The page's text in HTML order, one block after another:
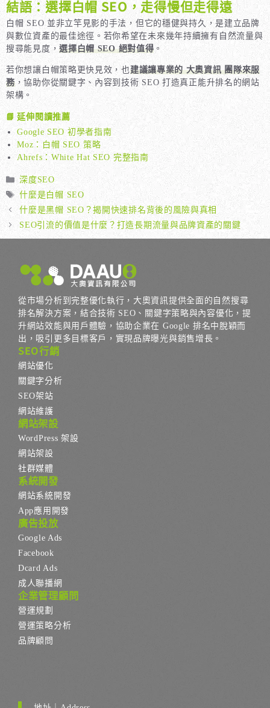
結語：選擇白帽 SEO，走得慢但走得遠
白帽 SEO 並非立竿見影的手法，但它的穩健與持久，是建立品牌
與數位資產的最佳途徑。若你希望在未來幾年持續擁有自然流量與
搜尋能見度，選擇白帽 SEO 絕對值得 。
若你想讓白帽策略更快見效，也建議讓專業的 大奧資訊 團隊來服
務，協助你從關鍵字、內容到技術 SEO 打造真正能升排名的網站
架構。
📘 延伸閱讀推薦
Google SEO 初學者指南
Moz：白帽 SEO 策略
Ahrefs：White Hat SEO 完整指南
分
類
深度SEO
標
籤
什麼是白帽 SEO
什麼是黑帽 SEO？揭開快速排名背後的風險與真相
SEO引流的價值是什麼？打造長期流量與品牌資產的關鍵
從市場分析到完整優化執行，大奧資訊提供全面的自然搜尋
排名解決方案，結合技術 SEO、關鍵字策略與內容優化，提
升網站效能與用戶體驗，協助企業在 Google 排名中脫穎而
出，吸引更多目標客戶，實現品牌曝光與銷售增長。
SEO行銷
網站優化
關鍵字分析
SEO架站
網站維護
網站架設
WordPress 架設
網站架設
社群媒體
系統開發
網站系統開發
App應用開發
廣告投放
Google Ads
Facebook
Dcard Ads
成人聯播網
企業管理顧問
營運規劃
營運策略分析
品牌顧問